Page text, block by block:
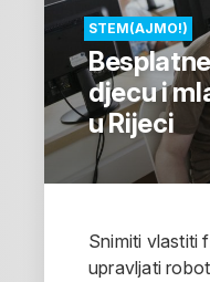
STEM(AJMO!)
djecu i
u Rijeci
Snimiti vlastiti
upravljati